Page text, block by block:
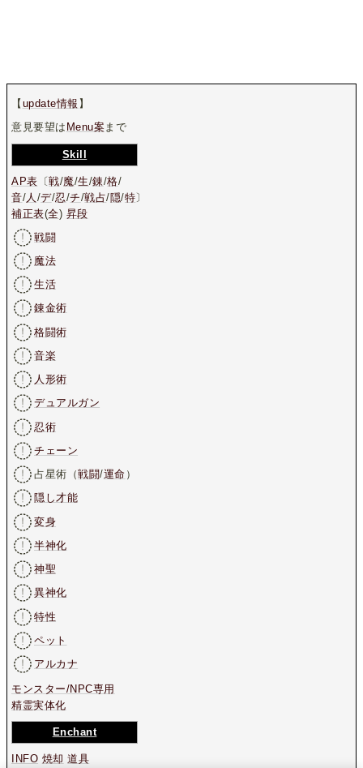
【 update情報 】
意見要望は Menu案 まで
Skill
AP表 〔戦/魔/生/錬/格/
音/ 人 /デ/忍/チ/戦占/隠/特〕
補正表(全) 昇段
戦闘
魔法
生活
錬金術
格闘術
音楽
人形術
デュアルガン
忍術
チェーン
占星術（戦闘/運命 ）
隠し才能
変身
半神化
神聖
異神化
特性
ペット
アルカナ
モンスター/NPC専用
精霊実体化
Enchant
INFO 焼却 道具